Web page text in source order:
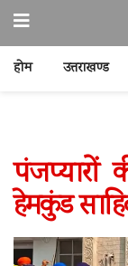
होम उत्तराखण्ड
पंजप्यारों
हेमकुंड